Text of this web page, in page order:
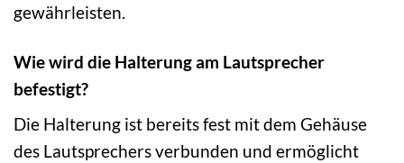
gewährleisten.
Wie wird die Halterung am Lautsprecher
befestigt?
Die Halterung ist bereits fest mit dem Gehäuse
des Lautsprechers verbunden und ermöglicht